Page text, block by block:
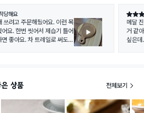
당해요
쓰려고 주문해뒀어요. 이런 목
요. 한번 씻어서 제습기 틀어
좋아요. 차 트레일로 써도
별점 5
메달
거 같
싶은데
상품 전체보기